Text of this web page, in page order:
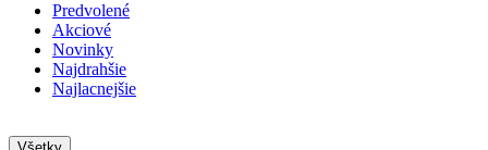
Predvolené
Akciové
Novinky
Najdrahšie
Najlacnejšie